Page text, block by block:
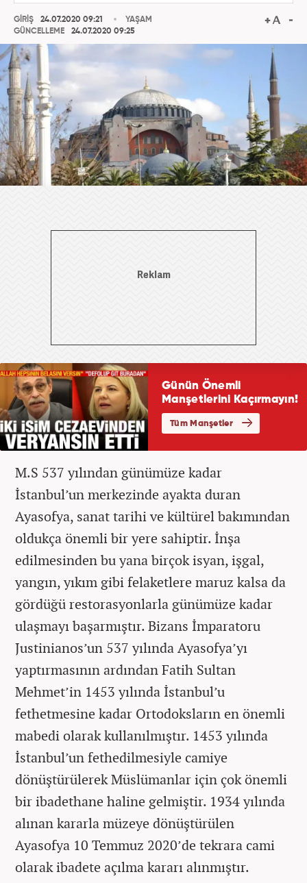
GİRİŞ
24.07.2020 09:21
GÜNCELLEME
24.07.2020 09:25
YAŞAM
M.S 537 yılından günümüze kadar
İstanbul’un merkezinde ayakta duran
Ayasofya, sanat tarihi ve kültürel bakımından
oldukça önemli bir yere sahiptir. İnşa
edilmesinden bu yana birçok isyan, işgal,
yangın, yıkım gibi felaketlere maruz kalsa da
gördüğü restorasyonlarla günümüze kadar
ulaşmayı başarmıştır. Bizans İmparatoru
Justinianos’un 537 yılında Ayasofya’yı
yaptırmasının ardından Fatih Sultan
Mehmet’in 1453 yılında İstanbul’u
fethetmesine kadar Ortodoksların en önemli
mabedi olarak kullanılmıştır. 1453 yılında
İstanbul’un fethedilmesiyle camiye
dönüştürülerek Müslümanlar için çok önemli
bir ibadethane haline gelmiştir. 1934 yılında
alınan kararla müzeye dönüştürülen
Ayasofya 10 Temmuz 2020’de tekrara cami
olarak ibadete açılma kararı alınmıştır.